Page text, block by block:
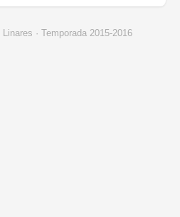
· Temporada 2015-2016